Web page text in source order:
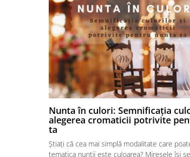
Nunta în culori: Semnificația
alegerea cromaticii potrivite
ta
Știați că cea mai simplă modalitate care
tematica nunții este culoarea? Miresele își